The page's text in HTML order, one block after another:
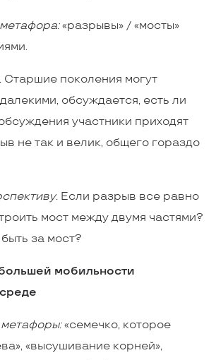
«разрывы» / «мосты»
Старшие поколения могут
обсуждается, есть ли
участники приходят
не так и велик, общего гораздо
Если разрыв все равно
мост между двумя частями?
за мост?
мобильности
: «семечко, которое
«высушивание корней»,